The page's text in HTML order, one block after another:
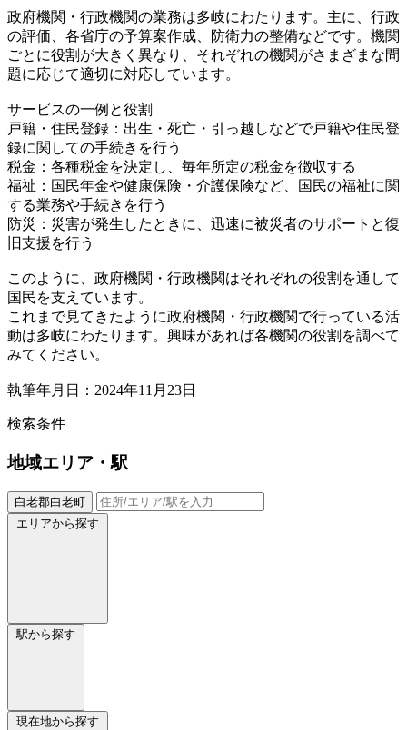
政府機関・行政機関の業務は多岐にわたります。主に、行政
の評価、各省庁の予算案作成、防衛力の整備などです。機関
ごとに役割が大きく異なり、それぞれの機関がさまざまな問
題に応じて適切に対応しています。
サービスの一例と役割
戸籍・住民登録：出生・死亡・引っ越しなどで戸籍や住民登
録に関しての手続きを行う
税金：各種税金を決定し、毎年所定の税金を徴収する
福祉：国民年金や健康保険・介護保険など、国民の福祉に関
する業務や手続きを行う
防災：災害が発生したときに、迅速に被災者のサポートと復
旧支援を行う
このように、政府機関・行政機関はそれぞれの役割を通して
国民を支えています。
これまで見てきたように政府機関・行政機関で行っている活
動は多岐にわたります。興味があれば各機関の役割を調べて
みてください。
執筆年月日：2024年11月23日
検索条件
地域エリア・駅
白老郡白老町
エリアから探す
駅から探す
現在地から探す